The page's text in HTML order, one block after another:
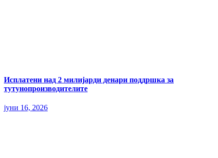
Исплатени над 2 милијарди денари поддршка за
тутунопроизводителите
јуни 16, 2026